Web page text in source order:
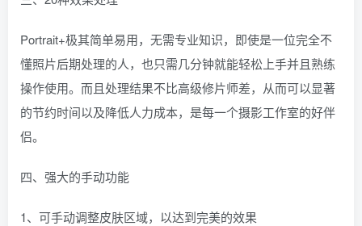
Portrait+极其简单易用，无需专业知识，即使是一位完全不
懂照片后期处理的人，也只需几分钟就能轻松上手并且熟练
操作使用。而且处理结果不比高级修片师差，从而可以显著
的节约时间以及降低人力成本，是每一个摄影工作室的好伴
侣。
四、强大的手动功能
1、可手动调整皮肤区域，以达到完美的效果